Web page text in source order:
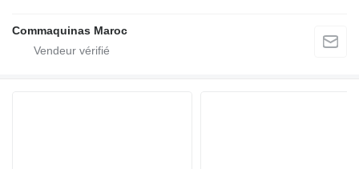
Commaquinas Maroc